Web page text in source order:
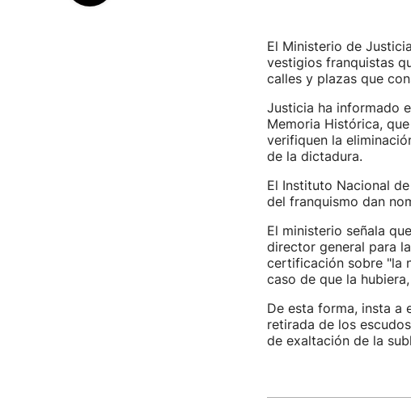
El Ministerio de
vestigios franquistas
calles y plazas que
Justicia ha informado
Memoria Histórica,
verifiquen la
de la dictadura.
El Instituto Nacional
del franquismo dan
El ministerio señala
director general para
certificación sobre "la
caso de que la
De esta forma, insta a
retirada de los
de exaltación de la